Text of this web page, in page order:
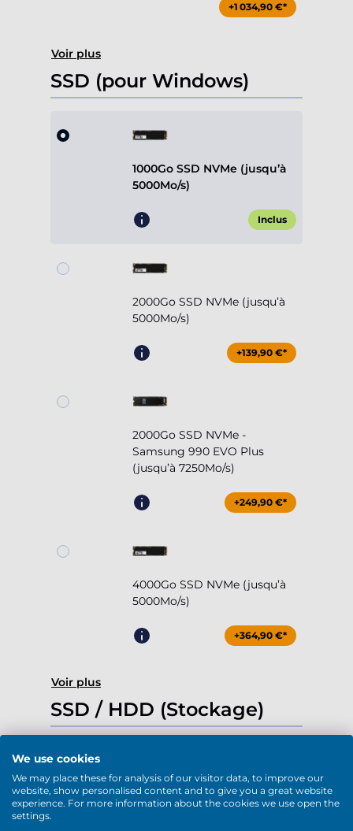
+1 034,90 €*
Voir plus
SSD (pour Windows)
1000Go SSD NVMe (jusqu’à
5000Mo/s)
Inclus
2000Go SSD NVMe (jusqu’à
5000Mo/s)
+139,90 €*
2000Go SSD NVMe -
Samsung 990 EVO Plus
(jusqu’à 7250Mo/s)
+249,90 €*
4000Go SSD NVMe (jusqu’à
5000Mo/s)
+364,90 €*
Voir plus
SSD / HDD (Stockage)
1000Go SSD NVMe (jusqu’à
We use cookies
We may place these for analysis of our visitor data, to improve our
website, show personalised content and to give you a great website
experience. For more information about the cookies we use open the
settings.